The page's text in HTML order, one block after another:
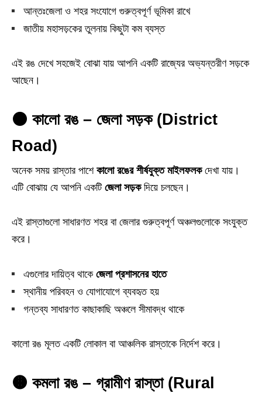
আন্তঃজেলা ও শহর সংযোগে গুরুত্বপূর্ণ ভূমিকা রাখে
জাতীয় মহাসড়কের তুলনায় কিছুটা কম ব্যস্ত
এই রঙ দেখে সহজেই বোঝা যায় আপনি একটি রাজ্যের অভ্যন্তরীণ সড়কে
আছেন।
⚫ কালো রঙ – জেলা সড়ক (District
Road)
অনেক সময় রাস্তার পাশে কালো রঙের শীর্ষযুক্ত মাইলফলকদেখা যায়।
এটি বোঝায় যে আপনি একটি জেলা সড়কদিয়ে চলছেন।
এই রাস্তাগুলো সাধারণত শহর বা জেলার গুরুত্বপূর্ণ অঞ্চলগুলোকে সংযুক্ত
করে।
এগুলোর দায়িত্ব থাকে জেলা প্রশাসনের হাতে
স্থানীয় পরিবহন ও যোগাযোগে ব্যবহৃত হয়
গন্তব্য সাধারণত কাছাকাছি অঞ্চলে সীমাবদ্ধ থাকে
কালো রঙ মূলত একটি লোকাল বা আঞ্চলিক রাস্তাকে নির্দেশ করে।
🟠 কমলা রঙ – গ্রামীণ রাস্তা (Rural